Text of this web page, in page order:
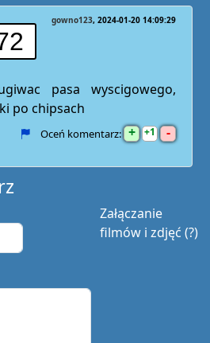
gowno123 2024-01-20 14:09:29
pasa wyscigowego,
po chipsach
Oceń komentarz: + 1 -
Załączanie
filmów i zdjęć (?)